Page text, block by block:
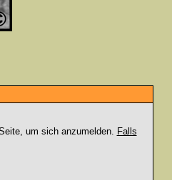
um sich anzumelden. Falls